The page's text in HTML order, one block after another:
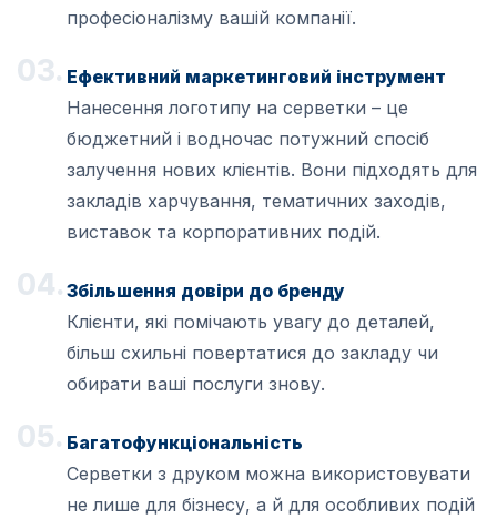
професіоналізму вашій компанії.
Ефективний маркетинговий інструмент
Нанесення логотипу на серветки – це
бюджетний і водночас потужний спосіб
залучення нових клієнтів. Вони підходять для
закладів харчування, тематичних заходів,
виставок та корпоративних подій.
Збільшення довіри до бренду
Клієнти, які помічають увагу до деталей,
більш схильні повертатися до закладу чи
обирати ваші послуги знову.
Багатофункціональність
Серветки з друком можна використовувати
не лише для бізнесу, а й для особливих подій